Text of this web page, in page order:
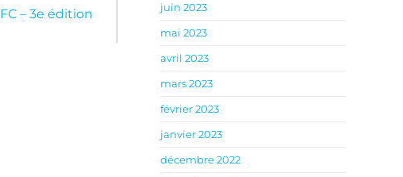
– 3e édition
juin 2023
mai 2023
avril 2023
mars 2023
février 2023
janvier 2023
décembre 2022